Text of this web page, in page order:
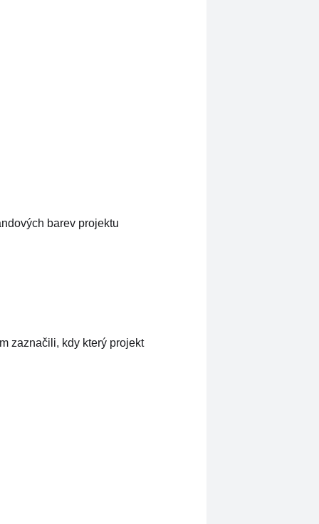
barev projektu
zaznačili, kdy který projekt